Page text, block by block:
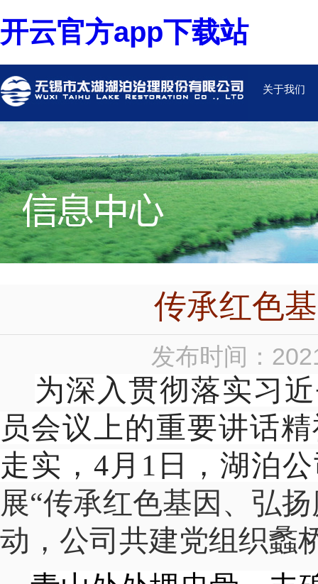
开云官方app下载站
关于我们
传承红色
发布时间：
为深入贯彻落实习
员会议上的重要讲话
走实，4月1日，湖泊
展“传承红色基因、弘
动，公司共建党组织蠡